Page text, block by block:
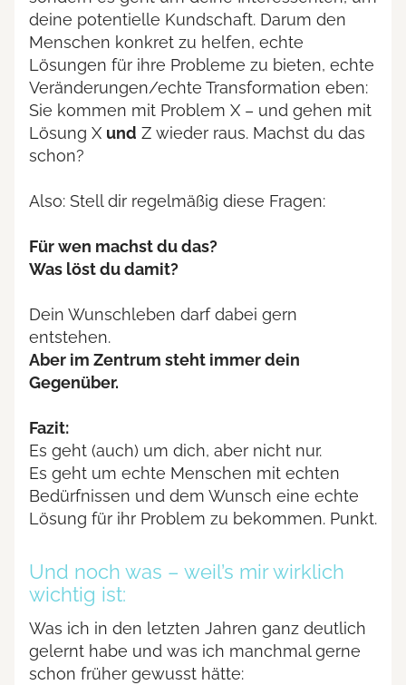
deine potentielle Kundschaft. Darum den
Menschen konkret zu helfen, echte
Lösungen für ihre Probleme zu bieten, echte
Veränderungen/echte Transformation eben:
Sie kommen mit Problem X – und gehen mit
Lösung X und Z wieder raus. Machst du das
schon?
Also: Stell dir regelmäßig diese Fragen:
Für wen machst du das?
Was löst du damit?
Dein Wunschleben darf dabei gern
entstehen.
Aber im Zentrum steht immer dein
Gegenüber.
Fazit:
Es geht (auch) um dich, aber nicht nur.
Es geht um echte Menschen mit echten
Bedürfnissen und dem Wunsch eine echte
Lösung für ihr Problem zu bekommen. Punkt.
Und noch was – weil’s mir wirklich
wichtig ist:
Was ich in den letzten Jahren ganz deutlich
gelernt habe und was ich manchmal gerne
schon früher gewusst hätte: